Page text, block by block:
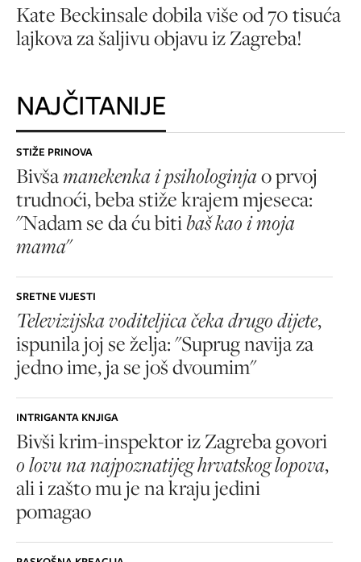
Kate Beckinsale dobila više od 70 tisuća
lajkova za šaljivu objavu iz Zagreba!
NAJČITANIJE
STIŽE PRINOVA
Bivšamanekenka i psihologinjao prvoj
trudnoći, beba stiže krajem mjeseca:
"Nadam se da ću bitibaš kao i moja
mama"
SRETNE VIJESTI
Televizijska voditeljica čeka drugo dijete,
ispunila joj se želja: "Suprug navija za
jedno ime, ja se još dvoumim"
INTRIGANTA KNJIGA
Bivši krim-inspektor iz Zagreba govori
o lovu na najpoznatijeg hrvatskog lopova,
ali i zašto mu je na kraju jedini
pomagao